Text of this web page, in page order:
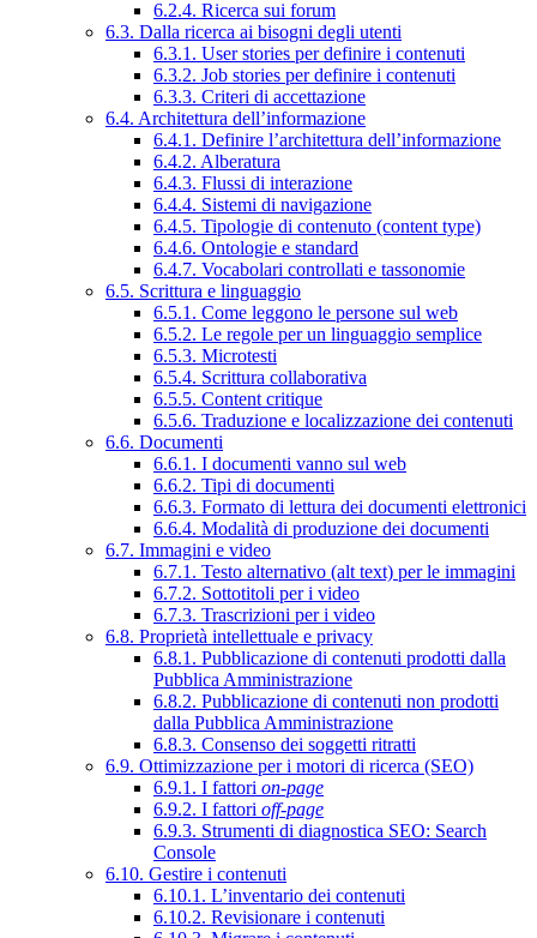
6.2.4. Ricerca sui forum
6.3. Dalla ricerca ai bisogni degli utenti
6.3.1. User stories per definire i contenuti
6.3.2. Job stories per definire i contenuti
6.3.3. Criteri di accettazione
6.4. Architettura dell’informazione
6.4.1. Definire l’architettura dell’informazione
6.4.2. Alberatura
6.4.3. Flussi di interazione
6.4.4. Sistemi di navigazione
6.4.5. Tipologie di contenuto (content type)
6.4.6. Ontologie e standard
6.4.7. Vocabolari controllati e tassonomie
6.5. Scrittura e linguaggio
6.5.1. Come leggono le persone sul web
6.5.2. Le regole per un linguaggio semplice
6.5.3. Microtesti
6.5.4. Scrittura collaborativa
6.5.5. Content critique
6.5.6. Traduzione e localizzazione dei contenuti
6.6. Documenti
6.6.1. I documenti vanno sul web
6.6.2. Tipi di documenti
6.6.3. Formato di lettura dei documenti elettronici
6.6.4. Modalità di produzione dei documenti
6.7. Immagini e video
6.7.1. Testo alternativo (alt text) per le immagini
6.7.2. Sottotitoli per i video
6.7.3. Trascrizioni per i video
6.8. Proprietà intellettuale e privacy
6.8.1. Pubblicazione di contenuti prodotti dalla
Pubblica Amministrazione
6.8.2. Pubblicazione di contenuti non prodotti
dalla Pubblica Amministrazione
6.8.3. Consenso dei soggetti ritratti
6.9. Ottimizzazione per i motori di ricerca (SEO)
6.9.1. I fattori on-page
6.9.2. I fattori off-page
6.9.3. Strumenti di diagnostica SEO: Search
Console
6.10. Gestire i contenuti
6.10.1. L’inventario dei contenuti
6.10.2. Revisionare i contenuti